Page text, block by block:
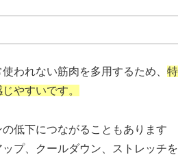
われない筋肉を多用するため、 特
やすいです。
低下につながることもあります
プ、クールダウン、ストレッチを